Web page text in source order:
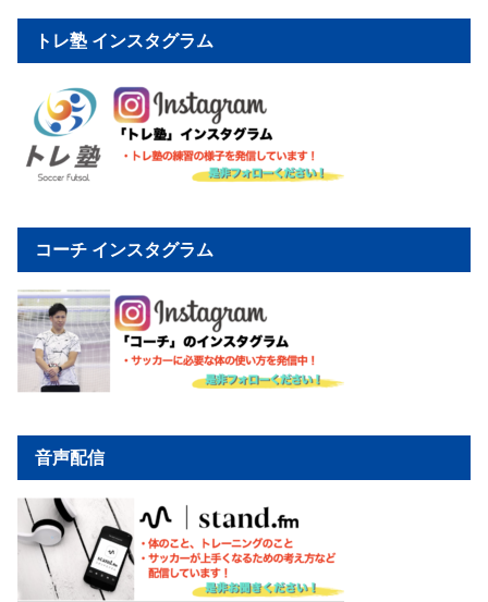
トレ塾 インスタグラム
コーチ インスタグラム
音声配信